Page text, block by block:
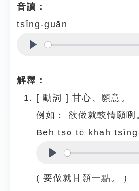
音讀：
tsîng-guān
解釋：
[ 動詞 ] 甘心、願意。
例如：
欲做就較情願咧
Beh tsò tō khah
( 要做就甘願一點。 )